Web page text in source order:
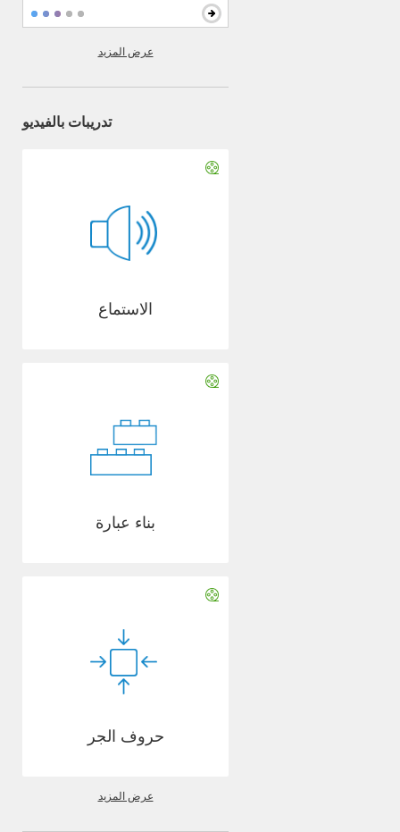
عرض المزيد
تدريبات بالفيديو
الاستماع
بناء عبارة
حروف الجر
عرض المزيد